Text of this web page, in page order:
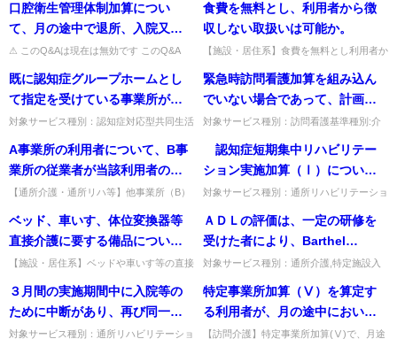
とする必要があるのか。 また、
同一人が「利用者の家族」と
「地域の代表者(町内会役員
等）」、「地域住民の代表者(民
生委員等）」と「知見を有する
者」などを兼ねることは可能
か。
２号に規定する利用料は、宿泊
サービスとの区分がされていれ
ば算定することができるか。
質問 宿泊サービスを利用する場合等につ
いては延長加算の算定が不可...
て、訪問看護費、訪問リハビリ
テーション費、居宅療養管理指
導費及び通所リハビリテーショ
ン費は算定できないとされてい
るが、退所日において福祉系サ
ービス（訪問介護等）を利用し
た場合は別に算定できるか。
応型通所介護,短期入所生活介護,短期入所
療養介護,福祉用具貸...
口腔衛生管理体制加算につい
て、月の途中で退所、入院又は
外泊した場合や月の途中から入
扱えばよいのか。
⚠ このQ&Aは現在は無効です このQ&A
となっています（処遇改善加算など、要件
が変更さ...
食費を無料とし、利用者から徴
収しない取扱いは可能か。
【施設・居住系】食費を無料とし利用者か
旨や質低下のおそれから適当でないと考え
られる。出典：平成17年1...
既に認知症グループホームとし
て指定を受けている事業所が、
サテライト事業所に移行するこ
対象サービス種別：認知症対応型共同生活
小規模多機能型居宅介護,介護予防小規模
多機能型居宅介護,看護小...
緊急時訪問看護加算を組み込ん
でいない場合であって、計画外
の訪問看護を行った場合に、支
居宅サービス計画の変更で介護
保険から給付されるか。
対象サービス種別：訪問看護基準種別:介
時訪問看護加算を組み込んでいない場合で
あって、計画外の訪問看護を...
A事業所の利用者について、B事
業所の従業者が当該利用者の居
宅とA事業所との間の送迎を行っ
のか。また、B事業所の従業者が
送迎を行う際にA事業所とB事業
所の利用者を同乗させることは
可能か。
【通所介護・通所リハ等】他事業所（B）
合、送迎減算は適用されるか、同乗は可能
か。原則適用（雇用契約があれ...
認知症短期集中リハビリテー
ション実施加算（Ⅰ）について
は、「1週に2日を標準」とある
いる場合で、やむを得ない理由
がある時は、週１日でも算定可
能か。
対象サービス種別：通所リハビリテーショ
ハビリテーション実施加算」質問 認知症
短期集中リハビリテーション...
ベッド、車いす、体位変換器等
直接介護に要する備品について
は、居住費範囲に含めるのか。
【施設・居住系】ベッドや車いす等の直接
か。介護報酬で評価しており、居住費には
含めない。出典：平成17年...
ＡＤＬの評価は、一定の研修を
受けた者により、Barthel
Index（以下「ＢＩ」という。）
の研修」とはなにか。
対象サービス種別：通所介護,特定施設入
型通所介護,認知症対応型通所介護,地域密
着型特定施設入居者生活...
３月間の実施期間中に入院等の
ために中断があり、再び同一事
業所の利用を開始した場合、実
対象サービス種別：通所リハビリテーショ
特定事業所加算（Ⅴ）を算定す
る利用者が、月の途中におい
て、転居等により中山間地域等
【訪問介護】特定事業所加算(Ⅴ)で、月途